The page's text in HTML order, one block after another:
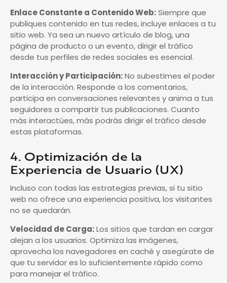
Enlace Constante a Contenido Web:Siempre que
publiques contenido en tus redes, incluye enlaces a tu
sitio web. Ya sea un nuevo artículo de blog, una
página de producto o un evento, dirigir el tráfico
desde tus perfiles de redes sociales es esencial.
Interacción y Participación:No subestimes el poder
de la interacción. Responde a los comentarios,
participa en conversaciones relevantes y anima a tus
seguidores a compartir tus publicaciones. Cuanto
más interactúes, más podrás dirigir el tráfico desde
estas plataformas.
4. Optimización de la
Experiencia de Usuario (UX)
Incluso con todas las estrategias previas, si tu sitio
web no ofrece una experiencia positiva, los visitantes
no se quedarán.
Velocidad de Carga:Los sitios que tardan en cargar
alejan a los usuarios. Optimiza las imágenes,
aprovecha los navegadores en caché y asegúrate de
que tu servidor es lo suficientemente rápido como
para manejar el tráfico.